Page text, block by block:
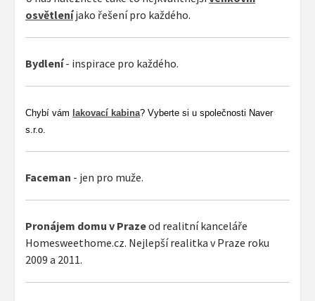
osvětleníjako řešení pro každého.
Bydlení- inspirace pro každého.
Chybí vám lakovací kabina? Vyberte si u společnosti Naver
s.r.o.
Faceman - jen pro muže.
Pronájem domu v Prazeod realitní kanceláře
Homesweethome.cz. Nejlepší realitka v Praze roku
2009 a 2011.